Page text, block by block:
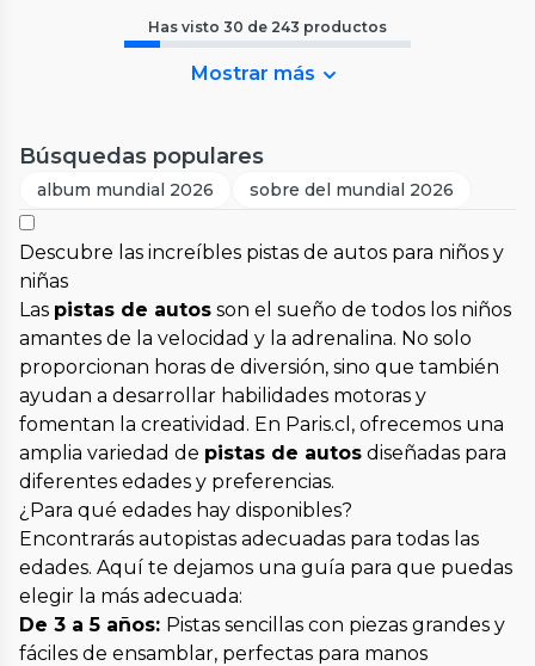
Has visto 30 de 243 productos
Mostrar más
Búsquedas populares
album mundial 2026 sobre del mundial 2026
Descubre las increíbles pistas de autos para niños y
niñas
Las pistas de autos son el sueño de todos los niños
amantes de la velocidad y la adrenalina. No solo
proporcionan horas de diversión, sino que también
ayudan a desarrollar habilidades motoras y
fomentan la creatividad. En Paris.cl, ofrecemos una
amplia variedad de pistas de autos diseñadas para
diferentes edades y preferencias.
¿Para qué edades hay disponibles?
Encontrarás autopistas adecuadas para todas las
edades. Aquí te dejamos una guía para que puedas
elegir la más adecuada:
De 3 a 5 años: Pistas sencillas con piezas grandes y
fáciles de ensamblar, perfectas para manos